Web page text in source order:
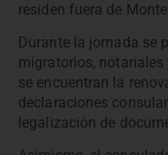
residen fuera de
Durante la jornada se
migratorios, notariales
se encuentran la
declaraciones
legalización de